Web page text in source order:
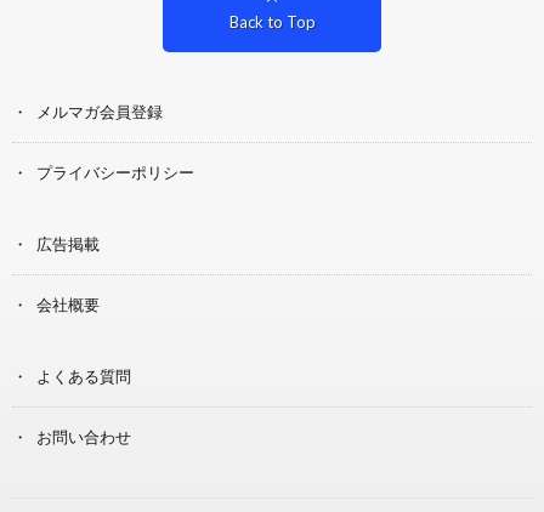
Back to Top
メルマガ会員登録
プライバシーポリシー
広告掲載
会社概要
よくある質問
お問い合わせ